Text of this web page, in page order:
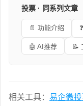
投票 · 同系列文章
📄 功能介绍
🤖 AI推荐 📝
相关工具： 易企微